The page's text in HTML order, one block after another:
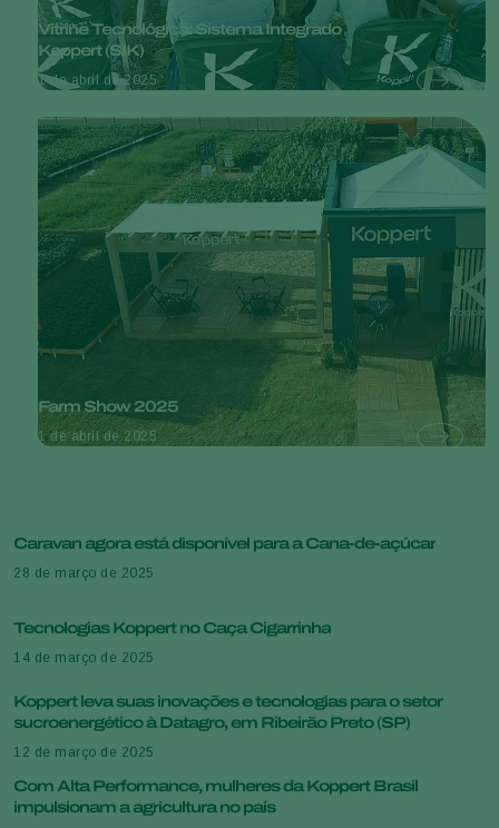
Vitrine Tecnológica: Sistema Integrado
Koppert (SIK)
1 de abril de 2025
Farm Show 2025
1 de abril de 2025
Caravan agora está disponível para a Cana-de-açúcar
28 de março de 2025
Tecnologias Koppert no Caça Cigarrinha
14 de março de 2025
Koppert leva suas inovações e tecnologias para o setor
sucroenergético à Datagro, em Ribeirão Preto (SP)
12 de março de 2025
Com Alta Performance, mulheres da Koppert Brasil
impulsionam a agricultura no país